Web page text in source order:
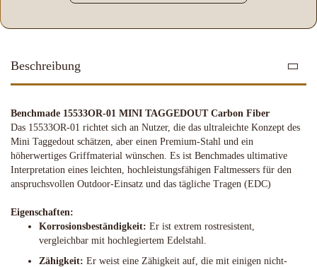
Beschreibung
Benchmade 15533OR-01 MINI TAGGEDOUT Carbon Fiber
Das 15533OR-01 richtet sich an Nutzer, die das ultraleichte Konzept des
Mini Taggedout schätzen, aber einen Premium-Stahl und ein
höherwertiges Griffmaterial wünschen. Es ist Benchmades ultimative
Interpretation eines leichten, hochleistungsfähigen Faltmessers für den
anspruchsvollen Outdoor-Einsatz und das tägliche Tragen (EDC)
Eigenschaften:
Korrosionsbeständigkeit: Er ist extrem rostresistent,
vergleichbar mit hochlegiertem Edelstahl.
Zähigkeit: Er weist eine Zähigkeit auf, die mit einigen nicht-